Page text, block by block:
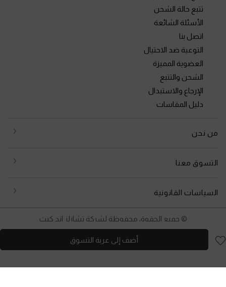
أضف إلى عربة التسوق
تتبع حالة الشحن
الأسئلة الشائعة
اتصل بنا
التوعية ضد الاحتيال
العضوية المميزة
الشحن والتتبع
الإرجاع والاستبدال
دليل المقاسات
من نحن
التسوق معنا
السياسات القانونية
© جميع الحقوق محفوظة لشركة تشارلز اند كيث